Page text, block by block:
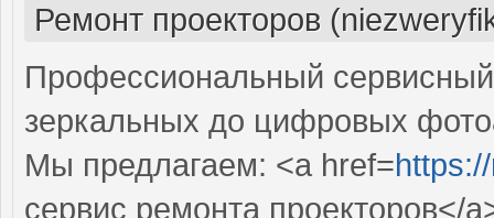
Ремонт проекторов
Профессиональный
зеркальных до цифровых
Мы предлагаем: <a href=
сервис ремонта проекторов</